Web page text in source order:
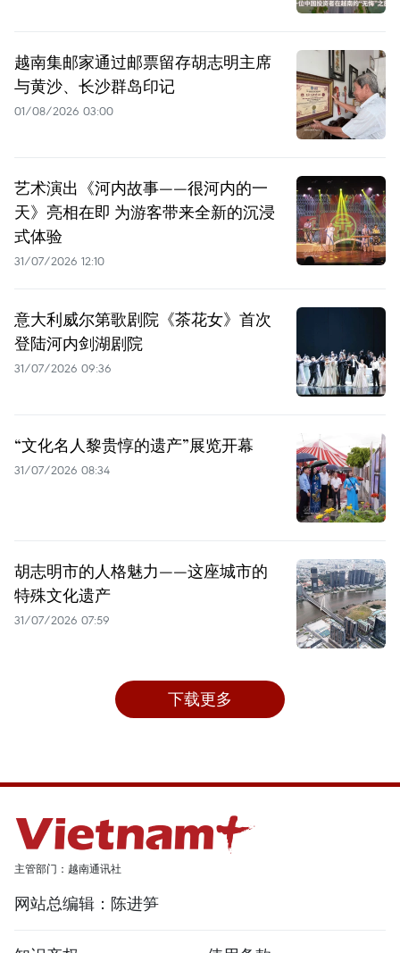
越南集邮家通过邮票留存胡志明主席
与黄沙、长沙群岛印记
01/08/2026 03:00
艺术演出《河内故事——很河内的一
天》亮相在即 为游客带来全新的沉浸
式体验
31/07/2026 12:10
意大利威尔第歌剧院《茶花女》首次
登陆河内剑湖剧院
31/07/2026 09:36
“文化名人黎贵惇的遗产”展览开幕
31/07/2026 08:34
胡志明市的人格魅力——这座城市的
特殊文化遗产
31/07/2026 07:59
下载更多
主管部门：越南通讯社
网站总编辑：陈进笋